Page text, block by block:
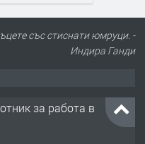
със стиснати юмруци. -
Индира Ганди
за работа в